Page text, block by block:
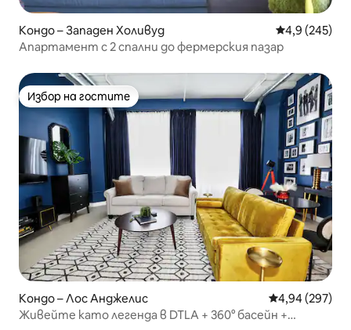
от смарт телевизора.
Кондо – Западен Холивуд Средна
4,9 (245)
Апартамент с 2 спални до фермерския пазар
Избор на гостите
Избор на гостите
Кондо – Лос Анджелис Средна
4,94 (297)
Живейте като легенда в DTLA + 360° басейн +